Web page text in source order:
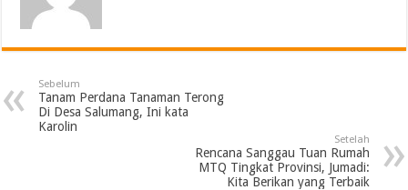
Sebelum
Tanam Perdana Tanaman Terong
Di Desa Salumang, Ini kata
Karolin
Setelah
Rencana Sanggau Tuan Rumah
MTQ Tingkat Provinsi, Jumadi:
Kita Berikan yang Terbaik